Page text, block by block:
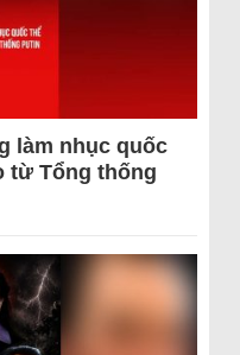
làm nhục quốc
từ Tổng thống